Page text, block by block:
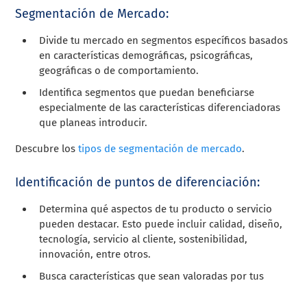
Segmentación de Mercado:
Divide tu mercado en segmentos específicos basados
en características demográficas, psicográficas,
geográficas o de comportamiento.
Identifica segmentos que puedan beneficiarse
especialmente de las características diferenciadoras
que planeas introducir.
Descubre lostipos de segmentación de mercado.
Identificación de puntos de diferenciación:
Determina qué aspectos de tu producto o servicio
pueden destacar. Esto puede incluir calidad, diseño,
tecnología, servicio al cliente, sostenibilidad,
innovación, entre otros.
Busca características que sean valoradas por tus